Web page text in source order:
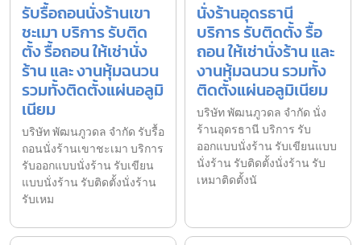
รับรื้อถอนนั่งร้านเขา
ชะเมา บริการ รับติด
ตั้ง รื้อถอน ให้เช่านั่ง
ร้าน และ งานหุ้มฉนวน
รวมทั้งติดตั้งแผ่นอลูมิ
เนียม
บริษัท พัฒนภูวดล จำกัด รับรื้อ
ถอนนั่งร้านเขาชะเมา บริการ
รับออกแบบนั่งร้าน รับเขียน
แบบนั่งร้าน รับติดตั้งนั่งร้าน
รับเหม
นั่งร้านอุดรธานี
บริการ รับติดตั้ง รื้อ
ถอน ให้เช่านั่งร้าน และ
งานหุ้มฉนวน รวมทั้ง
ติดตั้งแผ่นอลูมิเนียม
บริษัท พัฒนภูวดล จำกัด นั่ง
ร้านอุดรธานี บริการ รับ
ออกแบบนั่งร้าน รับเขียนแบบ
นั่งร้าน รับติดตั้งนั่งร้าน รับ
เหมาติดตั้งนั